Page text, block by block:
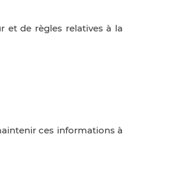
et de règles relatives à la
ces informations à